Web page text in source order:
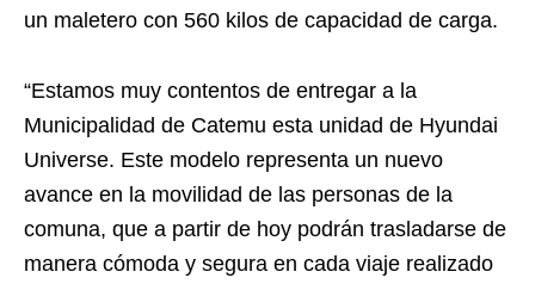
un maletero con 560 kilos de capacidad de carga.
“Estamos muy contentos de entregar a la
Municipalidad de Catemu esta unidad de Hyundai
Universe. Este modelo representa un nuevo
avance en la movilidad de las personas de la
comuna, que a partir de hoy podrán trasladarse de
manera cómoda y segura en cada viaje realizado